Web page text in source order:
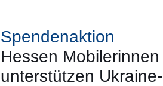
Spendenaktion
Hessen
unterstützen